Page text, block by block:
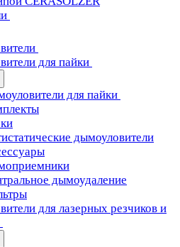
для пайки
для пайки
дымоуловители
дымоудаление
для лазерных резчиков и